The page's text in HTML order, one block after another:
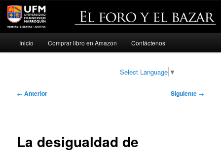
Ir
Inicio Comprar libro en Amazon Contáctenos
Select Language ▼
Navegación
← Anterior Siguiente →
La desigualdad de